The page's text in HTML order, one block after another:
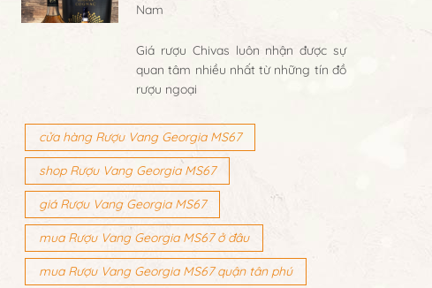
Nam
Giá rượu Chivas luôn nhận được sự
quan tâm nhiều nhất từ những tín đồ
rượu ngoại
cửa hàng Rượu Vang Georgia MS67
shop Rượu Vang Georgia MS67
giá Rượu Vang Georgia MS67
mua Rượu Vang Georgia MS67 ở đâu
mua Rượu Vang Georgia MS67 quận tân phú